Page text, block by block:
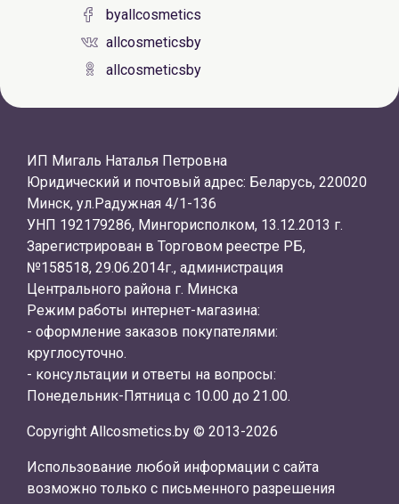
byallcosmetics
allcosmeticsby
allcosmeticsby
ИП Мигаль Наталья Петровна
Юридический и почтовый адрес: Беларусь, 220020
Минск, ул.Радужная 4/1-136
УНП 192179286, Мингорисполком, 13.12.2013 г.
Зарегистрирован в Торговом реестре РБ,
№158518, 29.06.2014г., администрация
Центрального района г. Минска
Режим работы интернет-магазина:
- оформление заказов покупателями:
круглосуточно.
- консультации и ответы на вопросы:
Понедельник-Пятница с 10.00 до 21.00.
Copyright Allcosmetics.by © 2013-2026
Использование любой информации с сайта
возможно только с письменного разрешения